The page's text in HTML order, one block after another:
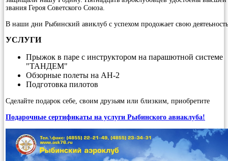
звания Героя Советского Союза.
В наши дни Рыбинский авиклуб с успехом продожает свою
УСЛУГИ
Прыжок в паре с инструктором на парашютной системе
"ТАНДЕМ"
Обзорные полеты на АН-2
Подготовка пилотов
Сделайте подарок себе, своим друзьям или близким, приобретите
Подарочные сертификаты на услуги Рыбинского авиаклуба!